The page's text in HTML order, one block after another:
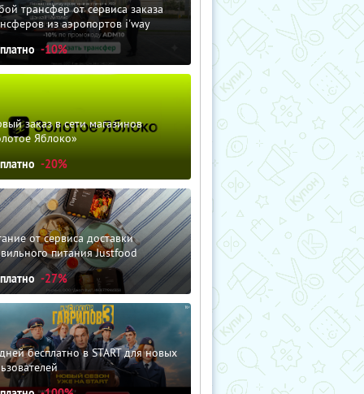
трансфер от сервиса заказа
из аэропортов i'way
-10%
заказ в сети магазинов
Яблоко»
-20%
от сервиса доставки
питания Justfood
-27%
бесплатно в START для новых